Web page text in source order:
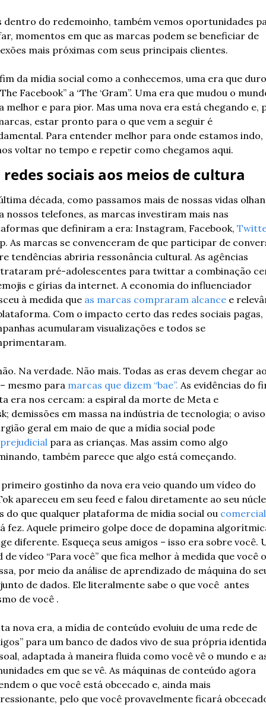
dentro do redemoinho, também vemos oportunidades
momentos em que as marcas podem se beneficiar de
mais próximas com seus principais clientes.
da mídia social como a conhecemos, uma era que
Facebook” a “The ‘Gram”. Uma era que mudou o
melhor e para pior. Mas uma nova era está chegando e,
estar pronto para o que vem a seguir é
Para entender melhor para onde estamos indo,
voltar no tempo e repetir como chegamos aqui.
redes sociais aos meios de cultura
década, como passamos mais de nossas vidas
nossos telefones, as marcas investiram mais nas
que definiram a era: Instagram, Facebook,
As marcas se convenceram de que participar de
tendências abriria ressonância cultural. As agências
pré-adolescentes para twittar a combinação
e gírias da internet. A economia do influenciador
à medida que as marcas compraram alcance e
Com o impacto certo das redes sociais pagas,
acumularam visualizações e todos se
Na verdade. Não mais. Todas as eras devem chegar
mesmo para marcas que dizem “bae”. As evidências do
era nos cercam: a espiral da morte de Meta e
demissões em massa na indústria de tecnologia; o
geral em maio de que a mídia social pode
prejudicial para as crianças. Mas assim como algo
também parece que algo está começando.
primeiro gostinho da nova era veio quando um vídeo do
apareceu em seu feed e falou diretamente ao seu
do que qualquer plataforma de mídia social ou comercial
fez. Aquele primeiro golpe doce de dopamina
diferente. Esqueça seus amigos – isso era sobre você.
de vídeo “Para você” que fica melhor à medida que você o
por meio da análise de aprendizado de máquina do
de dados. Ele literalmente sabe o que você  antes
de você .
nova era, a mídia de conteúdo evoluiu de uma rede de
para um banco de dados vivo de sua própria
adaptada à maneira fluida como você vê o mundo e
em que se vê. As máquinas de conteúdo agora
o que você está obcecado e, ainda mais
pelo que você provavelmente ficará